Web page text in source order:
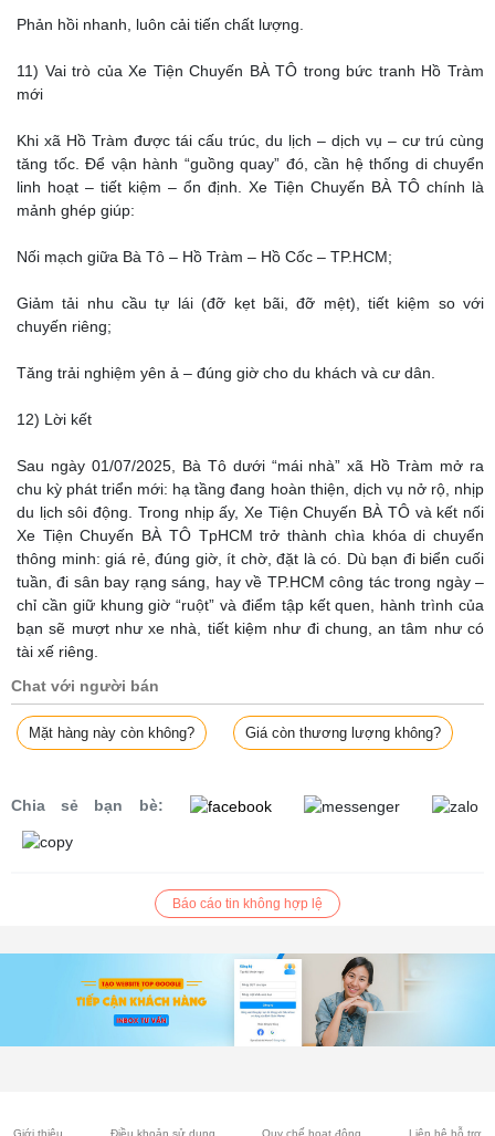
Phản hồi nhanh, luôn cải tiến chất lượng.
11) Vai trò của Xe Tiện Chuyến BÀ TÔ trong bức tranh Hồ Tràm
mới
Khi xã Hồ Tràm được tái cấu trúc, du lịch – dịch vụ – cư trú cùng
tăng tốc. Để vận hành “guồng quay” đó, cần hệ thống di chuyển
linh hoạt – tiết kiệm – ổn định. Xe Tiện Chuyến BÀ TÔ chính là
mảnh ghép giúp:
Nối mạch giữa Bà Tô – Hồ Tràm – Hồ Cốc – TP.HCM;
Giảm tải nhu cầu tự lái (đỡ kẹt bãi, đỡ mệt), tiết kiệm so với
chuyến riêng;
Tăng trải nghiệm yên ả – đúng giờ cho du khách và cư dân.
12) Lời kết
Sau ngày 01/07/2025, Bà Tô dưới “mái nhà” xã Hồ Tràm mở ra
chu kỳ phát triển mới: hạ tầng đang hoàn thiện, dịch vụ nở rộ, nhịp
du lịch sôi động. Trong nhịp ấy, Xe Tiện Chuyến BÀ TÔ và kết nối
Xe Tiện Chuyến BÀ TÔ TpHCM trở thành chìa khóa di chuyển
thông minh: giá rẻ, đúng giờ, ít chờ, đặt là có. Dù bạn đi biển cuối
tuần, đi sân bay rạng sáng, hay về TP.HCM công tác trong ngày –
chỉ cần giữ khung giờ “ruột” và điểm tập kết quen, hành trình của
bạn sẽ mượt như xe nhà, tiết kiệm như đi chung, an tâm như có
tài xế riêng.
Chat với người bán
Mặt hàng này còn không? Giá còn thương lượng không?
Chia sẻ bạn bè:
Báo cáo tin không hợp lệ
Giới thiệu Điều khoản sử dụng Quy chế hoạt động Liên hệ hỗ trợ